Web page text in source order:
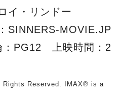
イ・リンドー
SINNERS-MOVIE.JP
PG12 上映時間：2
Reserved. IMAX® is a